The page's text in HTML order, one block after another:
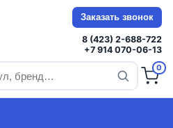
Заказать звонок
8 (423) 2-688-722
+7 914 070-06-13
0